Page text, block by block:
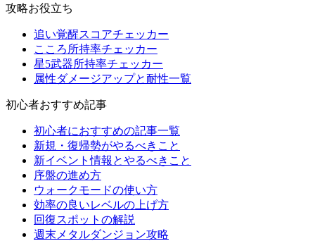
攻略お役立ち
追い覚醒スコアチェッカー
こころ所持率チェッカー
星5武器所持率チェッカー
属性ダメージアップと耐性一覧
初心者おすすめ記事
初心者におすすめの記事一覧
新規・復帰勢がやるべきこと
新イベント情報とやるべきこと
序盤の進め方
ウォークモードの使い方
効率の良いレベルの上げ方
回復スポットの解説
週末メタルダンジョン攻略